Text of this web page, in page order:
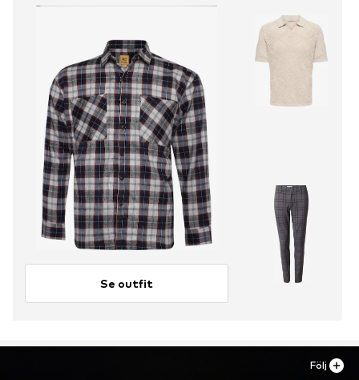
Se outfit
Följ